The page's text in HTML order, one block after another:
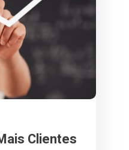
Clientes